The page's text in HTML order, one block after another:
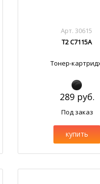
Арт. 30615
T2 C7115A
Тонер-
289 руб.
Под заказ
купить